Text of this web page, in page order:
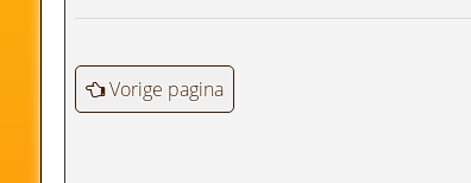
Vorige pagina